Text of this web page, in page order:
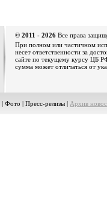
© 2011 - 2026 Все права
При полном или частичном
несет ответственности за
сайте по текущему курсу ЦБ
сумма может отличаться от
| Фото | Пресс-релизы | Архив